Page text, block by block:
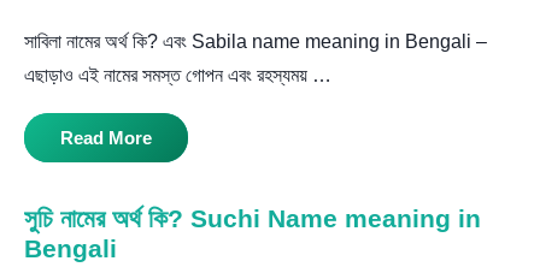
সাবিলা নামের অর্থ কি? এবং Sabila name meaning in Bengali –
এছাড়াও এই নামের সমস্ত গোপন এবং রহস্যময় …
Read More
সুচি নামের অর্থ কি? Suchi Name meaning in
Bengali